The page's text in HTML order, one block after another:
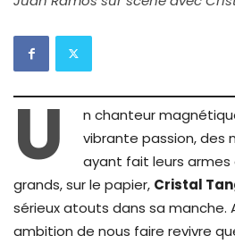
U
n chanteur
vibrante passion, des
ayant fait leurs armes
grands, sur le papier, Cristal
sérieux atouts dans sa manche.
ambition de nous faire revivre